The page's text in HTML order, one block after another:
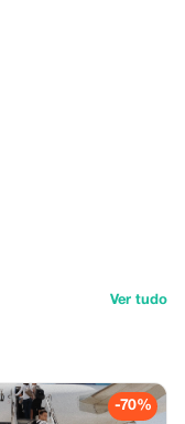
Ver tudo
-70%